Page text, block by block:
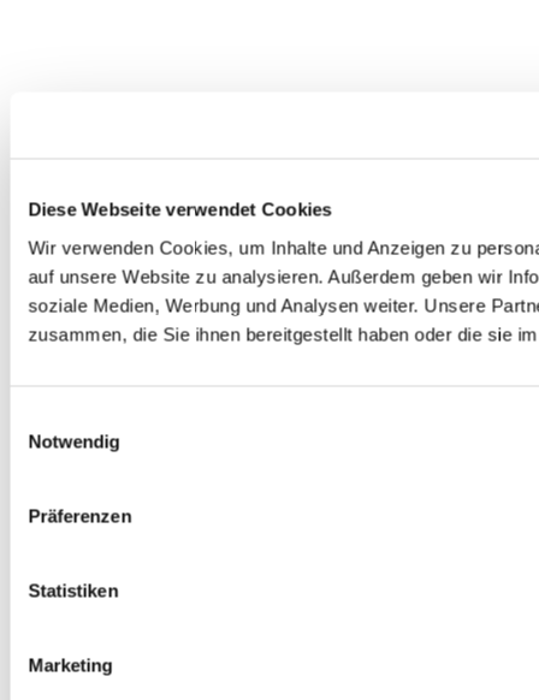
Diese Webseite verwendet Cookies
Wir verwenden Cookies, um Inhalte und Anzeigen zu
auf unsere Website zu analysieren. Außerdem geben wir
soziale Medien, Werbung und Analysen weiter. Unsere
zusammen, die Sie ihnen bereitgestellt haben oder die sie
Notwendig
Präferenzen
Statistiken
Marketing